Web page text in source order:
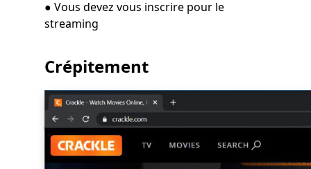
● Vous devez vous inscrire pour le
streaming
Crépitement